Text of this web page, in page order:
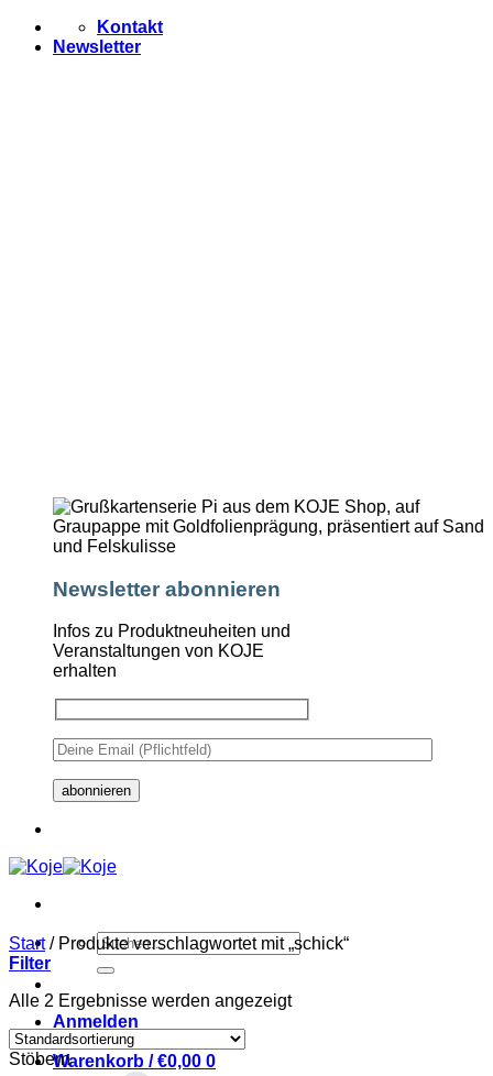
Zum
Inhalt
Kontakt
Newsletter
Newsletter abonnieren
Infos zu Produktneuheiten und
Veranstaltungen von KOJE
erhalten
Suchen
nach:
Anmelden
Warenkorb /€0,00 0
Start /Produkte verschlagwortet mit „schick“
Filter
Alle 2 Ergebnisse werden angezeigt
Stöbern